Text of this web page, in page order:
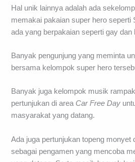
Hal unik lainnya adalah ada
memakai pakaian super hero seperti
ada yang berpakaian seperti gay dan
Banyak pengunjung yang meminta
bersama kelompok super hero
Banyak juga kelompok musik
pertunjukan di area Car Free Day
masyarakat yang datang.
Ada juga pertunjukan topeng monyet
sebagai pengamen yang mencoba